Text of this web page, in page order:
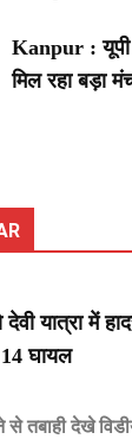
Kanpur :
मिल रहा बड़ा
यात्रा में
घायल
से तबाही देखे